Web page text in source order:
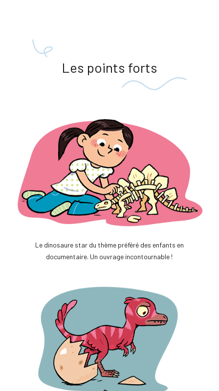
Les points forts
Le dinosaure star du thème préféré des enfants en
documentaire. Un ouvrage incontournable !